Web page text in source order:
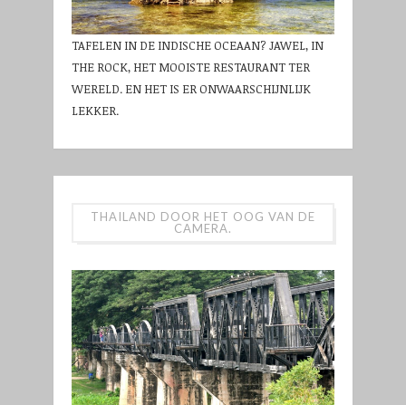
TAFELEN IN DE INDISCHE OCEAAN? JAWEL, IN
THE ROCK, HET MOOISTE RESTAURANT TER
WERELD. EN HET IS ER ONWAARSCHIJNLIJK
LEKKER.
THAILAND DOOR HET OOG VAN DE
CAMERA.